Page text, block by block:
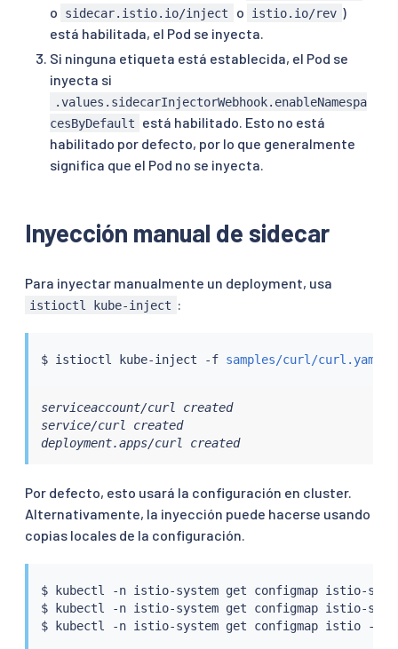
o sidecar.istio.io/inject o istio.io/rev )
está habilitada, el Pod se inyecta.
Si ninguna etiqueta está establecida, el Pod se
inyecta si
.values.sidecarInjectorWebhook.enableNamespa
cesByDefault
está habilitado. Esto no está
habilitado por defecto, por lo que generalmente
significa que el Pod no se inyecta.
Inyección manual de sidecar
Para inyectar manualmente un deployment, usa
istioctl kube-inject :
$ istioctl kube-inject -f samples/curl/curl.yaml
serviceaccount/curl created
service/curl created
deployment.apps/curl created
Por defecto, esto usará la configuración en cluster.
Alternativamente, la inyección puede hacerse usando
copias locales de la configuración.
$ kubectl
-n istio-system get configmap istio-
$
kubectl
-n istio-system get configmap istio-
$
kubectl -n istio-system get configmap istio -o